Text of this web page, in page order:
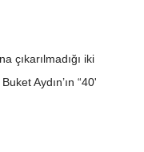
çıkarılmadığı iki
Aydın’ın “40'